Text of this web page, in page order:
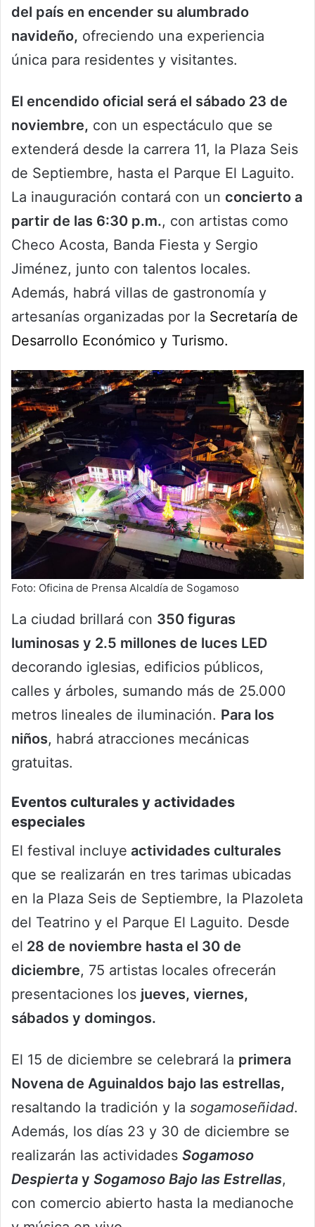
del país en encender su alumbrado
navideño, ofreciendo una experiencia
única para residentes y visitantes.
El encendido oficial será el sábado 23 de
noviembre, con un espectáculo que se
extenderá desde la carrera 11, la Plaza Seis
de Septiembre, hasta el Parque El Laguito.
La inauguración contará con un concierto a
partir de las 6:30 p.m., con artistas como
Checo Acosta, Banda Fiesta y Sergio
Jiménez, junto con talentos locales.
Además, habrá villas de gastronomía y
artesanías organizadas por la Secretaría de
Desarrollo Económico y Turismo.
Foto: Oficina de Prensa Alcaldía de Sogamoso
La ciudad brillará con 350 figuras
luminosas y 2.5 millones de luces LED
decorando iglesias, edificios públicos,
calles y árboles, sumando más de 25.000
metros lineales de iluminación. Para los
niños, habrá atracciones mecánicas
gratuitas.
Eventos culturales y actividades
especiales
El festival incluye actividades culturales
que se realizarán en tres tarimas ubicadas
en la Plaza Seis de Septiembre, la Plazoleta
del Teatrino y el Parque El Laguito. Desde
el 28 de noviembre hasta el 30 de
diciembre, 75 artistas locales ofrecerán
presentaciones los jueves, viernes,
sábados y domingos.
El 15 de diciembre se celebrará la primera
Novena de Aguinaldos bajo las estrellas,
resaltando la tradición y la sogamoseñidad.
Además, los días 23 y 30 de diciembre se
realizarán las actividades Sogamoso
Despierta y Sogamoso Bajo las Estrellas,
con comercio abierto hasta la medianoche